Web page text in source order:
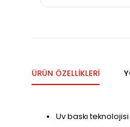
ÜRÜN ÖZELLIKLERI
Uv baskı